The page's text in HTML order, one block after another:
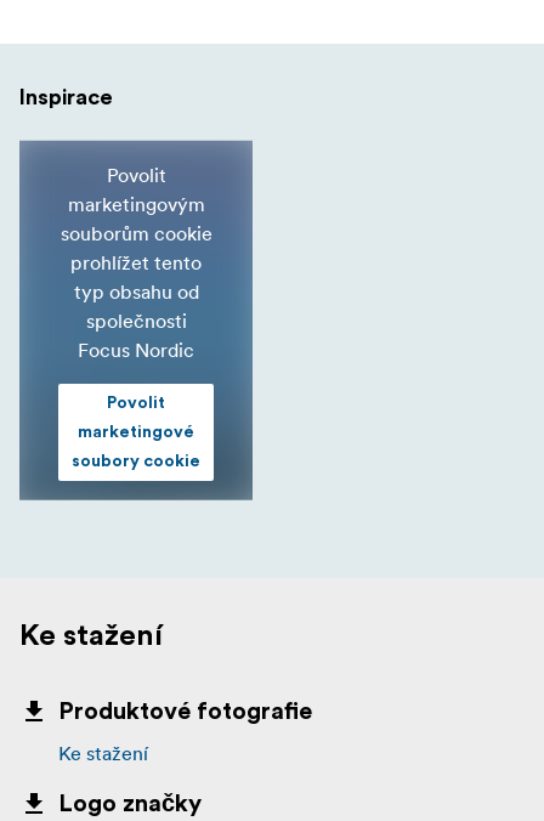
Inspirace
Povolit
marketingovým
souborům cookie
prohlížet tento
typ obsahu od
společnosti
Focus Nordic
Povolit
marketingové
soubory cookie
Ke stažení
Produktové fotografie
Ke stažení
Logo značky